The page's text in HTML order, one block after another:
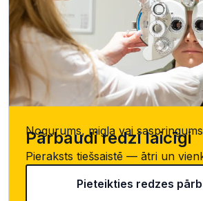
Nogurums, migla vai
Pārbaudi redzi laicīgi
Pieraksts tiešsaistē — ātri un
Pieteikties redzes